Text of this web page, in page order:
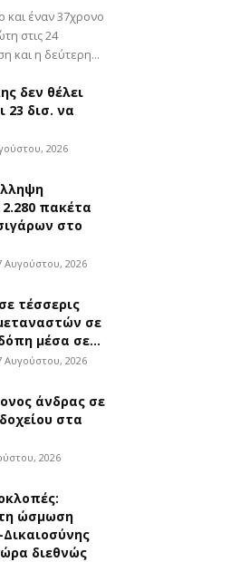
και έναν 37χρονο
στις 24
και η δεύτερη...
δεν θέλει
23 δισ. να
2026
πακέτα
στο
Αυγούστου, 2026
τέσσερις
σε
μέσα σε...
Αυγούστου, 2026
άνδρας σε
στα
2026
ώσμωση
διεθνώς